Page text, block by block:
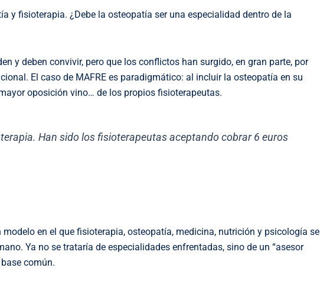
y fisioterapia. ¿Debe la osteopatía ser una especialidad dentro de la
y deben convivir, pero que los conflictos han surgido, en gran parte, por
El caso de MAFRE es paradigmático: al incluir la osteopatía en su
oposición vino… de los propios fisioterapeutas.
Han sido los fisioterapeutas aceptando cobrar 6 euros
en el que fisioterapia, osteopatía, medicina, nutrición y psicología se
Ya no se trataría de especialidades enfrentadas, sino de un “asesor
común.